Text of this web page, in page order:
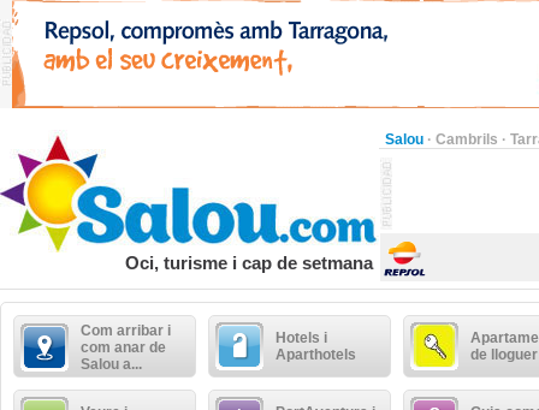
Salou · Cambrils ·
Oci, turisme i cap de setmana
Com arribar i
com anar de
Salou a...
Hotels i
Aparthotels
de lloguer